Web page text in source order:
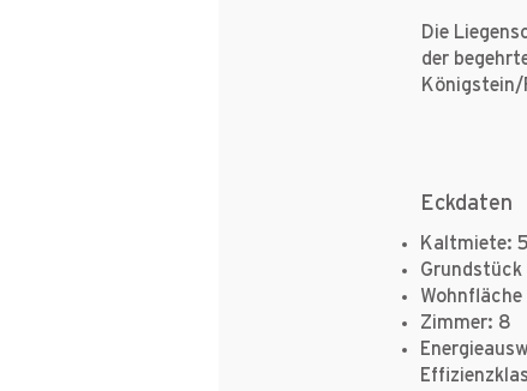
Die
der
Königstein/
Eckdaten
Kaltmiete:
Zimmer: 8